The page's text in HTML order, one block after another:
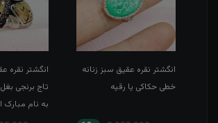
انگشتر نقره عقیق سبز زنانه
خطی حکاکی یا رقیه
انگشتر نقره
تاج برنجی
به نام مبارک